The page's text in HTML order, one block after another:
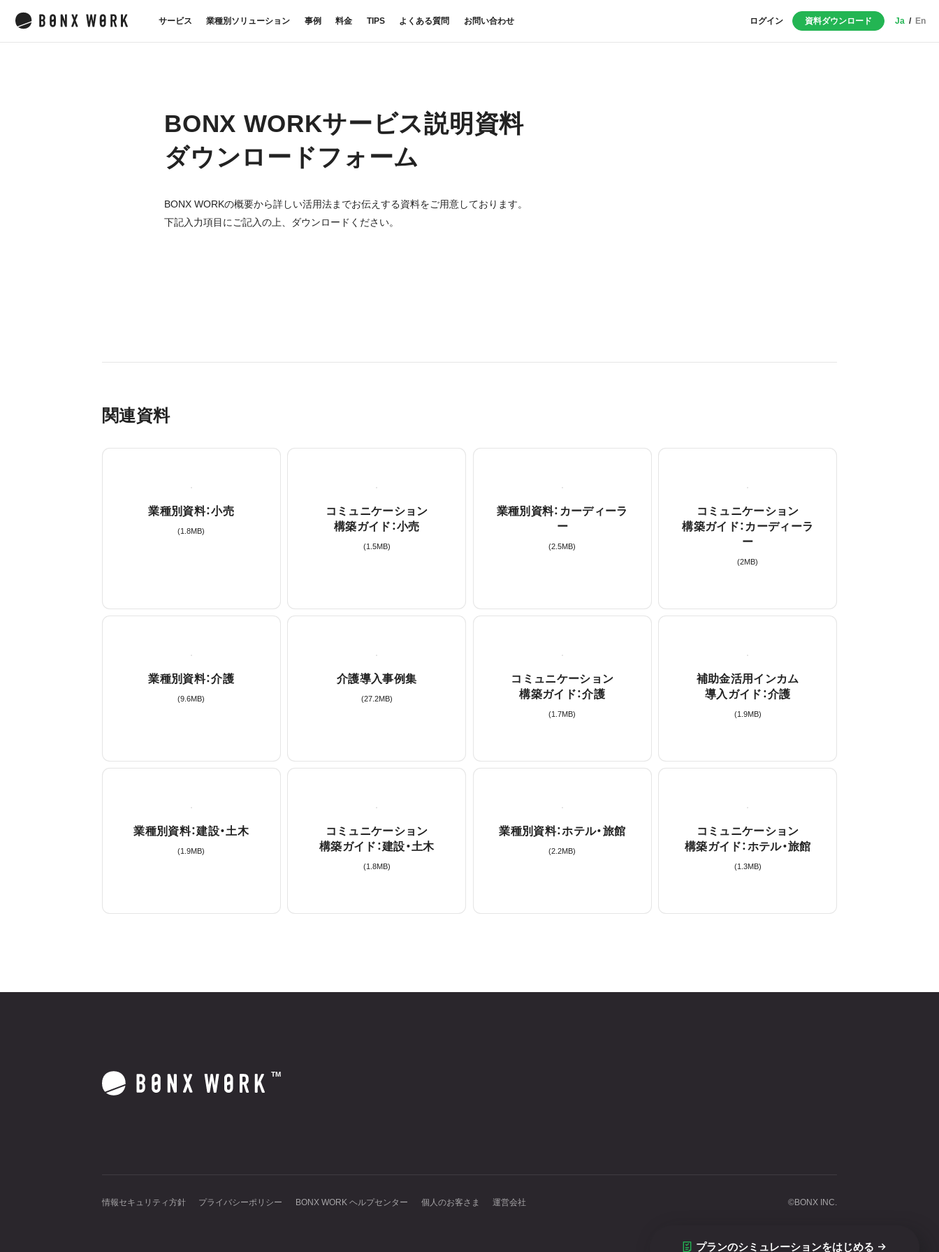
サービス 業種別ソリューション 事例 料金 TIPS よくある質問 お問い合わせ ログイン 資料ダウンロード Ja / En
BONX WORKサービス説明資料
ダウンロードフォーム
BONX WORKの概要から詳しい活用法までお伝えする資料をご用意しております。
下記入力項目にご記入の上、ダウンロードください。
関連資料
業種別資料：小売
(1.8MB)
コミュニケーション
構築ガイド：小売
(1.5MB)
業種別資料：カーディーラ
ー
(2.5MB)
コミュニケーション
構築ガイド：カーディーラ
ー
(2MB)
業種別資料：介護
(9.6MB)
介護導入事例集
(27.2MB)
コミュニケーション
構築ガイド：介護
(1.7MB)
補助金活用インカム
導入ガイド：介護
(1.9MB)
業種別資料：建設・土木
(1.9MB)
コミュニケーション
構築ガイド：建設・土木
(1.8MB)
業種別資料：ホテル・旅館
(2.2MB)
コミュニケーション
構築ガイド：ホテル・旅館
(1.3MB)
プランのシミュレーションをはじめる
TM
情報セキュリティ方針 プライバシーポリシー BONX WORK ヘルプセンター 個人のお客さま 運営会社 ©BONX INC.